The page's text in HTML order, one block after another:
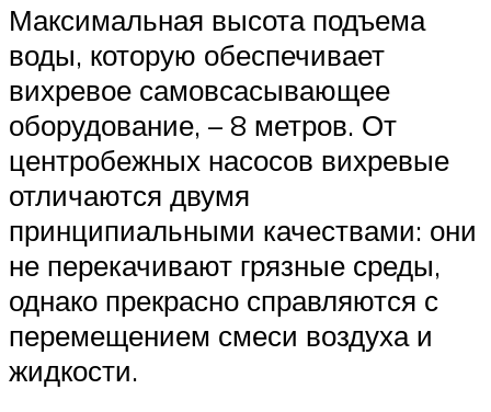
Максимальная высота подъема
воды, которую обеспечивает
вихревое самовсасывающее
оборудование, – 8 метров. От
центробежных насосов вихревые
отличаются двумя
принципиальными качествами: они
не перекачивают грязные среды,
однако прекрасно справляются с
перемещением смеси воздуха и
жидкости.